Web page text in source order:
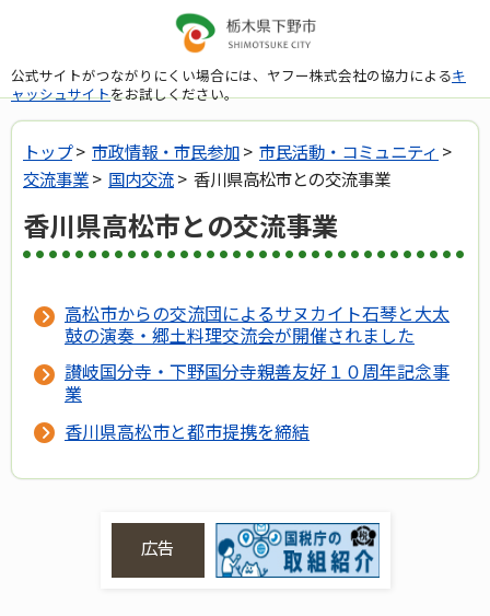
公式サイトがつながりにくい場合には、ヤフー株式会社の協力によるキ
ャッシュサイトをお試しください。
トップ> 市政情報・市民参加> 市民活動・コミュニティ >
交流事業> 国内交流> 香川県高松市との交流事業
香川県高松市との交流事業
高松市からの交流団によるサヌカイト石琴と大太
鼓の演奏・郷土料理交流会が開催されました
讃岐国分寺・下野国分寺親善友好１０周年記念事
業
香川県高松市と都市提携を締結
広告